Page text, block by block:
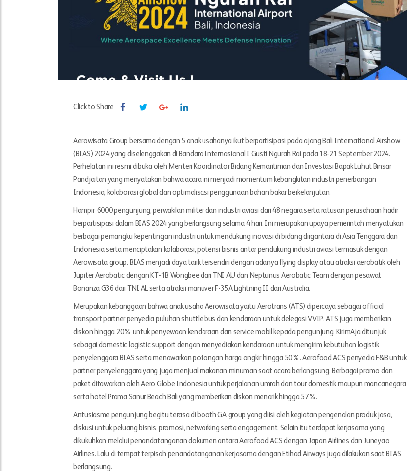
Click to Share
Aerowisata Group bersama dengan 5 anak usahanya ikut berpartisipasi pada ajang Bali International Airshow
(BIAS) 2024 yang diselenggakan di Bandara Internasional I Gusti Ngurah Rai pada 18-21 September 2024.
Perhelatan ini resmi dibuka oleh Menteri Koordinator Bidang Kemaritiman dan Investasi Bapak Luhut Binsar
Pandjaitan yang menyatakan bahwa acara ini menjadi momentum kebangkitan industri penerbangan
Indonesia, kolaborasi global dan optimalisasi penggunaan bahan bakar berkelanjutan.
Hampir 6000 pengunjung, perwakilan militer dan industri aviasi dari 48 negara serta ratusan perusahaan hadir
berpartisipasi dalam BIAS 2024 yang berlangsung selama 4 hari. Ini merupakan upaya pemerintah menyatukan
berbagai pemangku kepentingan industri untuk mendukung inovasi di bidang dirgantara di Asia Tenggara dan
Indonesia serta menciptakan kolaborasi, potensi bisnis antar pendukung industri aviasi termasuk dengan
Aerowisata group. BIAS menjadi daya tarik tersendiri dengan adanya flying display atau atraksi aerobatik oleh
Jupiter Aerobatic dengan KT-1B Wongbee dari TNI AU dan Neptunus Aerobatic Team dengan pesawat
Bonanza G36 dari TNI AL serta atraksi manuver F-35A Lightning II dari Australia.
Merupakan kebanggaan bahwa anak usaha Aerowisata yaitu Aerotrans (ATS) dipercaya sebagai official
transport partner penyedia puluhan shuttle bus dan kendaraan untuk delegasi VVIP. ATS juga memberikan
diskon hingga 20% untuk penyewaan kendaraan dan service mobil kepada pengunjung. KirimAja ditunjuk
sebagai domestic logistic support dengan menyediakan kendaraan untuk mengirim kebutuhan logistik
penyelenggara BIAS serta menawarkan potongan harga ongkir hingga 50%. Aerofood ACS penyedia F&B untuk
partner penyelenggara yang juga menjual makanan minuman saat acara berlangsung. Berbagai promo dan
paket ditawarkan oleh Aero Globe Indonesia untuk perjalanan umrah dan tour domestik maupun mancanegara
serta hotel Prama Sanur Beach Bali yang memberikan diskon menarik hingga 57%.
Antusiasme pengunjung begitu terasa di booth GA group yang diisi oleh kegiatan pengenalan produk jasa,
diskusi untuk peluang bisnis, promosi, networking serta engagement. Selain itu terdapat kerjasama yang
dikukuhkan melalui penandatanganan dokumen antara Aerofood ACS dengan Japan Airlines dan Juneyao
Airlines. Lalu di tempat terpisah penandatanganan kerjasama dengan Etihad Airways juga dilakukan saat BIAS
berlangsung.